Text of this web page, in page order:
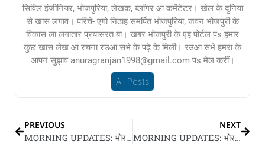
सिविल इंजीनियर, भोजपुरिया, लेखक, ब्लॉगर आ कमेंटेटर। खेल के दुनिया
से खास लगाव। परिचे- एगो निठाह समर्पित भोजपुरिया, जवन भोजपुरी के
विकास ला लगातार प्रयासरत बा। खबर भोजपुरी के एह पोर्टल पs हमार
कुछ खास लेख आ रचना रउआ सभे के पढ़े के मिली। रउआ सभे हमरा के
आपन सुझाव anuragranjan1998@gmail.com पs मेल करीं।
All Posts
PREVIOUS
MORNING UPDATES: भोर के 10 गो बड़ खबर
NEXT
MORNING UPDATES: भोर के 10 गो बड़ खबर